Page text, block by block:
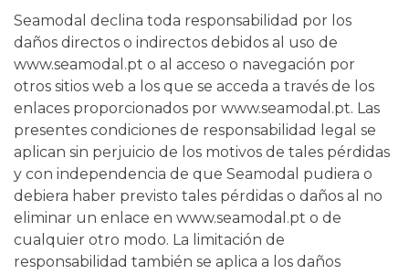
Seamodal declina toda responsabilidad por los
daños directos o indirectos debidos al uso de
www.seamodal.pt o al acceso o navegación por
otros sitios web a los que se acceda a través de los
enlaces proporcionados por www.seamodal.pt. Las
presentes condiciones de responsabilidad legal se
aplican sin perjuicio de los motivos de tales pérdidas
y con independencia de que Seamodal pudiera o
debiera haber previsto tales pérdidas o daños al no
eliminar un enlace en www.seamodal.pt o de
cualquier otro modo. La limitación de
responsabilidad también se aplica a los daños